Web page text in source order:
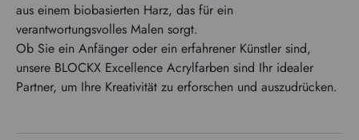
aus einem biobasierten Harz, das für ein
verantwortungsvolles Malen sorgt.
Ob Sie ein Anfänger oder ein erfahrener Künstler sind,
unsere BLOCKX Excellence Acrylfarben sind Ihr idealer
Partner, um Ihre Kreativität zu erforschen und auszudrücken.